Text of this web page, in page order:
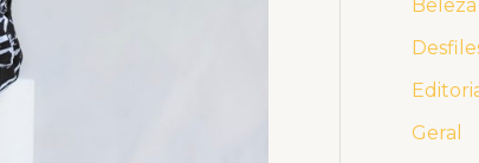
Beleza
Geral